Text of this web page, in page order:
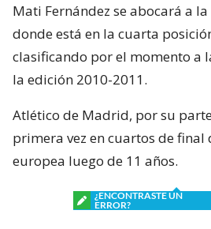
Mati Fernández se abocará a
donde está en la cuarta
clasificando por el momento a
la edición 2010-2011.
Atlético de Madrid, por su
primera vez en cuartos de
europea luego de 11 años.
¿ENCONTRASTE UN
ERROR?